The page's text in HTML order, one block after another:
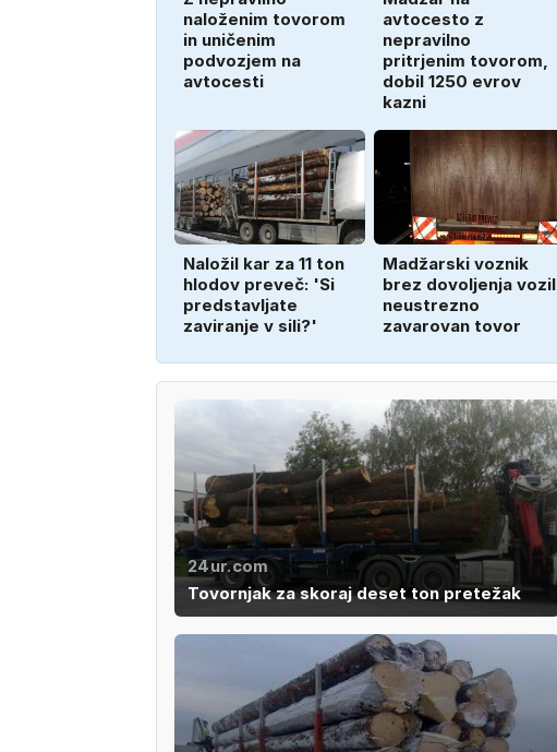
naloženim tovorom
in uničenim
podvozjem na
avtocesti
avtocesto z
nepravilno
pritrjenim tovorom,
dobil 1250 evrov
kazni
Naložil kar za 11 ton
hlodov preveč: 'Si
predstavljate
zaviranje v sili?'
Madžarski voznik
brez dovoljenja vozil
neustrezno
zavarovan tovor
24ur.com
Tovornjak za skoraj deset ton pretežak